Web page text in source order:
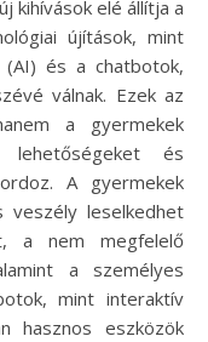
újítások, mint
(AI) és a chatbotok,
válnak. Ezek az
a gyermekek
és
A gyermekek
veszély leselkedhet
a nem megfelelő
a személyes
mint interaktív
hasznos eszközök